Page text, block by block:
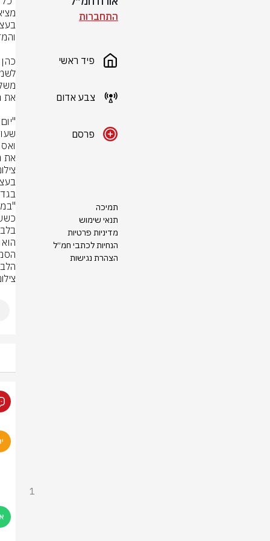
התחברות
פיד ראשי
צבע אדום
פרסם
תמיכה
תנאי שימוש
מדיניות פרטיות
הנחיות לכתבי חמ״ל
הצהרת נגישות
את
1